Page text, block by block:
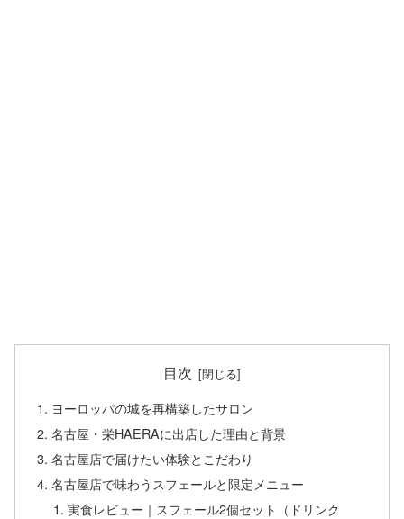
目次
ヨーロッパの城を再構築したサロン
名古屋・栄HAERAに出店した理由と背景
名古屋店で届けたい体験とこだわり
名古屋店で味わうスフェールと限定メニュー
実食レビュー｜スフェール2個セット（ドリンク